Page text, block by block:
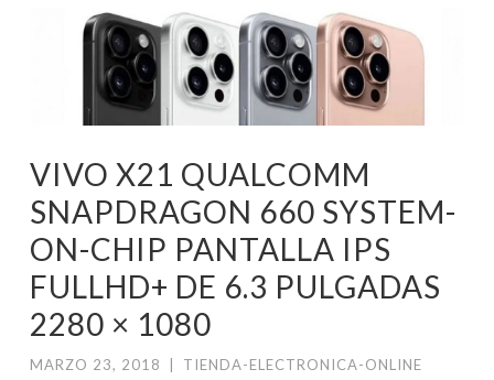
PRECIOS DE
ANDORRA
VIVO X21 QUALCOMM
SNAPDRAGON 660 SYSTEM-
ON-CHIP PANTALLA IPS
FULLHD+ DE 6.3 PULGADAS
2280 × 1080
MARZO 23, 2018 TIENDA-ELECTRONICA-ONLINE